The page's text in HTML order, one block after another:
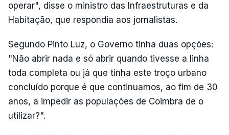
operar", disse o ministro das Infraestruturas e da
Habitação, que respondia aos jornalistas.
Segundo Pinto Luz, o Governo tinha duas opções:
"Não abrir nada e só abrir quando tivesse a linha
toda completa ou já que tinha este troço urbano
concluído porque é que continuamos, ao fim de 30
anos, a impedir as populações de Coimbra de o
utilizar?".